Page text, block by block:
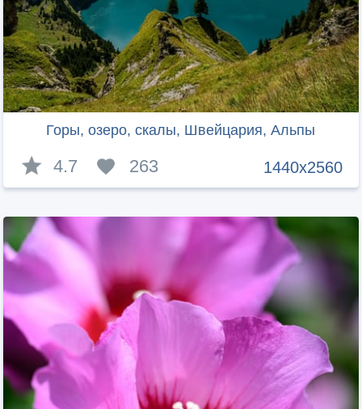
Горы, озеро, скалы, Швейцария, Альпы
1440x2560
4.7 263